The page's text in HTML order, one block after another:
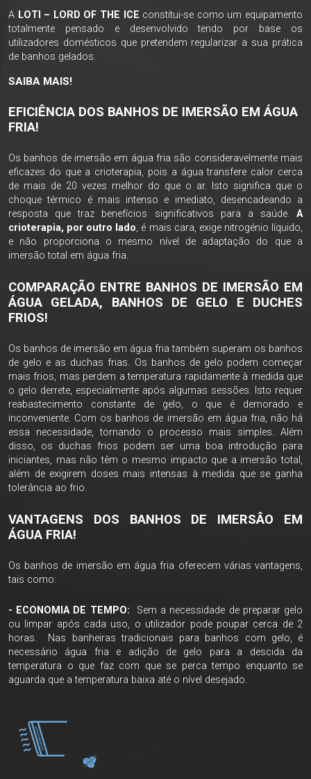
A LOTI – LORD OF THE ICE constitui-se como um equipamento
totalmente pensado e desenvolvido tendo por base os
utilizadores domésticos que pretendem regularizar a sua prática
de banhos gelados.
SAIBA MAIS!
EFICIÊNCIA DOS BANHOS DE IMERSÃO EM ÁGUA
FRIA!
Os banhos de imersão em água fria são consideravelmente mais
eficazes do que a crioterapia, pois a água transfere calor cerca
de mais de 20 vezes melhor do que o ar. Isto significa que o
choque térmico é mais intenso e imediato, desencadeando a
resposta que traz benefícios significativos para a saúde. A
crioterapia, por outro lado, é mais cara, exige nitrogénio líquido,
e não proporciona o mesmo nível de adaptação do que a
imersão total em água fria.
COMPARAÇÃO ENTRE BANHOS DE IMERSÃO EM
ÁGUA GELADA, BANHOS DE GELO E DUCHES
FRIOS!
Os banhos de imersão em água fria também superam os banhos
de gelo e as duchas frias. Os banhos de gelo podem começar
mais frios, mas perdem a temperatura rapidamente à medida que
o gelo derrete, especialmente após algumas sessões. Isto requer
reabastecimento constante de gelo, o que é demorado e
inconveniente. Com os banhos de imersão em água fria, não há
essa necessidade, tornando o processo mais simples. Além
disso, os duchas frios podem ser uma boa introdução para
iniciantes, mas não têm o mesmo impacto que a imersão total,
além de exigirem doses mais intensas à medida que se ganha
tolerância ao frio.
VANTAGENS DOS BANHOS DE IMERSÂO EM
ÁGUA FRIA!
Os banhos de imersão em água fria oferecem várias vantagens,
tais como:
- ECONOMIA DE TEMPO: Sem a necessidade de preparar gelo
ou limpar após cada uso, o utilizador pode poupar cerca de 2
horas. Nas banheiras tradicionais para banhos com gelo, é
necessário água fria e adição de gelo para a descida da
temperatura o que faz com que se perca tempo enquanto se
aguarda que a temperatura baixa até o nível desejado.